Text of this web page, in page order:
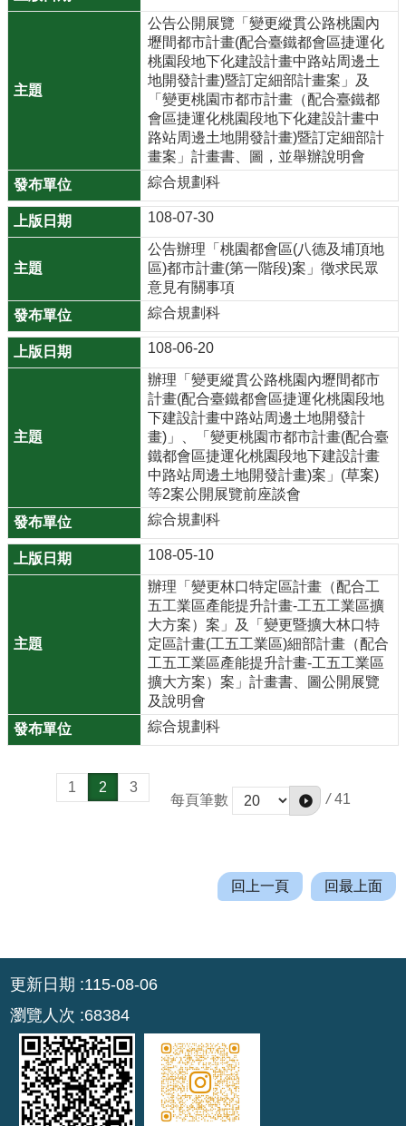
公告公開展覽「變更縱貫公路桃園內
壢間都市計畫(配合臺鐵都會區捷運化
桃園段地下化建設計畫中路站周邊土
地開發計畫)暨訂定細部計畫案」及
「變更桃園市都市計畫（配合臺鐵都
會區捷運化桃園段地下化建設計畫中
路站周邊土地開發計畫)暨訂定細部計
畫案」計畫書、圖，並舉辦說明會
綜合規劃科
108-07-30
公告辦理「桃園都會區(八德及埔頂地
區)都市計畫(第一階段)案」徵求民眾
意見有關事項
綜合規劃科
108-06-20
辦理「變更縱貫公路桃園內壢間都市
計畫(配合臺鐵都會區捷運化桃園段地
下建設計畫中路站周邊土地開發計
畫)」、「變更桃園市都市計畫(配合臺
鐵都會區捷運化桃園段地下建設計畫
中路站周邊土地開發計畫)案」(草案)
等2案公開展覽前座談會
綜合規劃科
108-05-10
辦理「變更林口特定區計畫（配合工
五工業區產能提升計畫-工五工業區擴
大方案）案」及「變更暨擴大林口特
定區計畫(工五工業區)細部計畫（配合
工五工業區產能提升計畫-工五工業區
擴大方案）案」計畫書、圖公開展覽
及說明會
綜合規劃科
1 2
3
每頁筆數
/ 41
回上一頁 回最上面
更新日期
115-08-06
瀏覽人次
68384